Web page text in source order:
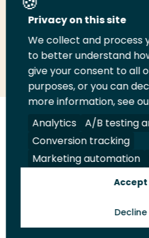
Deel deze pagina
Deel
LinkedIn
Deel
op
Twitter
Deel
op
Facebook
Email
deze
Volg
ons
op
LinkedIn
Volg
ons
op
Facebook
Volg
ons
op
YouTube
Volg
ons
op
Instagram
Juridisch Security
Toekomstmakers
Privacy on this site
We collect and process
to better understand
give your consent to all
purposes, or you can
more information, see
Analytics
A/B testing
Conversion tracking
Marketing automation